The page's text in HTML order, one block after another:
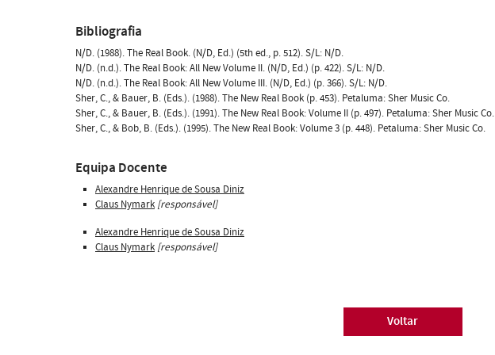
Bibliografia
N/D. (1988). The Real Book. (N/D, Ed.) (5th ed., p. 512). S/L: N/D.
N/D. (n.d.). The Real Book: All New Volume II. (N/D, Ed.) (p. 422). S/L: N/D.
N/D. (n.d.). The Real Book: All New Volume III. (N/D, Ed.) (p. 366). S/L: N/D.
Sher, C., & Bauer, B. (Eds.). (1988). The New Real Book (p. 453). Petaluma: Sher Music Co.
Sher, C., & Bauer, B. (Eds.). (1991). The New Real Book: Volume II (p. 497). Petaluma: Sher Music Co.
Sher, C., & Bob, B. (Eds.). (1995). The New Real Book: Volume 3 (p. 448). Petaluma: Sher Music Co.
Equipa Docente
Alexandre Henrique de Sousa Diniz
Claus Nymark [responsável]
Alexandre Henrique de Sousa Diniz
Claus Nymark [responsável]
Voltar